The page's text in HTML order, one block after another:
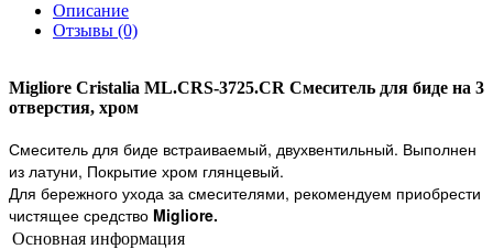
Описание
Отзывы (0)
Migliore Cristalia ML.CRS-3725.CR Смеситель для биде на 3
отверстия, хром
Смеситель для биде встраиваемый, двухвентильный. Выполнен
из латуни, Покрытие хром глянцевый.
Для бережного ухода за смесителями, рекомендуем приобрести
чистящее средство Migliore.
Основная информация